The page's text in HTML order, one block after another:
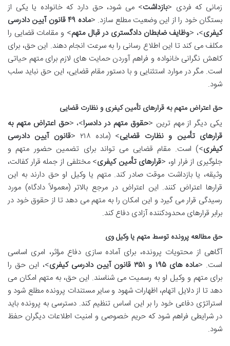
زمانی که فردی <بازداشت> می شود، حق دارد که خانواده یا یکی از
بستگان خود را از این وضعیت مطلع سازد. <
ماده ۴۹ قانون آیین دادرسی
کیفری>، <وظایف ضابطان دادگستری در قبال متهم> و مقامات قضایی را
مکلف می کند تا این اطلاع رسانی را به سرعت انجام دهند. این حق، برای
کاهش نگرانی خانواده و فراهم آوردن حمایت های لازم برای متهم حیاتی
است. مگر در موارد استثنایی و با دستور مقام قضایی، این حق نباید سلب
شود.
حق اعتراض متهم به قرارهای تأمین کیفری و نظارت قضایی
یکی دیگر از مهم ترین <حقوق متهم در دادسرا>، <حق اعتراض متهم به
قرارهای تأمین و نظارت قضایی> (ماده ۲۱۸ <
قانون آیین دادرسی
کیفری>) است. مقام قضایی می تواند برای تضمین حضور متهم و
جلوگیری از فرار او، <قرارهای تأمین کیفری> مختلفی از جمله قرار کفالت،
وثیقه، یا بازداشت موقت صادر کند. متهم یا وکیل او حق دارند به این
قرارها اعتراض کنند. این اعتراض در مرجع بالاتر (معمولاً دادگاه) مورد
رسیدگی قرار می گیرد و این امکان را به متهم می دهد تا از حقوق خود در
برابر قرارهای محدودکننده آزادی دفاع کند.
حق مطالعه پرونده توسط متهم یا وکیل وی
آگاهی از محتویات پرونده، برای آماده سازی دفاع مؤثر، امری اساسی
است. <ماده های ۱۹۵ و ۳۵۱ قانون آیین دادرسی کیفری
>، این حق را
برای متهم و وکیل او به رسمیت می شناسند. این حق، به متهم امکان می
دهد تا از دلایل اتهام، اظهارات شهود و سایر مستندات پرونده مطلع شود و
استراتژی دفاعی خود را بر این اساس تنظیم کند. دسترسی به پرونده باید
در شرایطی فراهم شود که حریم خصوصی و امنیت اطلاعات دیگران حفظ
شود.